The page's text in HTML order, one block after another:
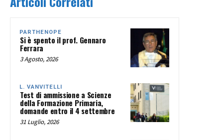
PARTHENOPE
Si è spento il prof. Gennaro
Ferrara
3 Agosto, 2026
L. VANVITELLI
Test di ammissione a Scienze
della Formazione Primaria,
domande entro il 4 settembre
31 Luglio, 2026